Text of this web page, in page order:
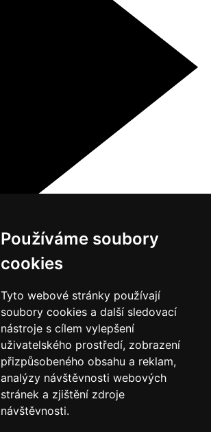
Používáme soubory
cookies
Tyto webové stránky používají
soubory cookies a další sledovací
nástroje s cílem vylepšení
uživatelského prostředí, zobrazení
přizpůsobeného obsahu a reklam,
analýzy návštěvnosti webových
stránek a zjištění zdroje
návštěvnosti.